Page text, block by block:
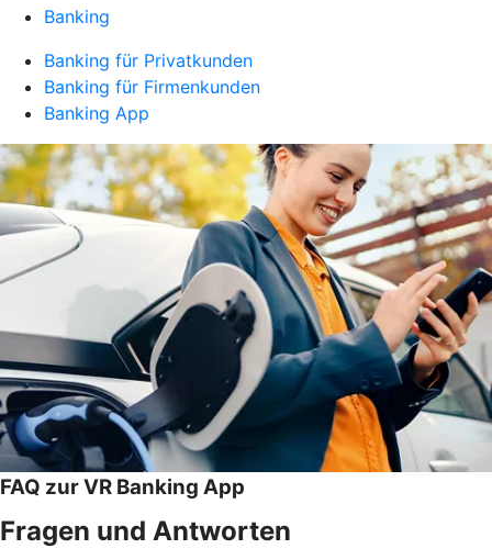
Banking
Banking für Privatkunden
Banking für Firmenkunden
Banking App
FAQ zur VR Banking App
Fragen und Antworten